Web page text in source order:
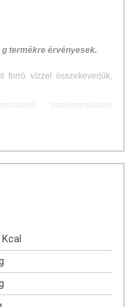
termékre érvényesek.
forró vízzel összekeverjük,
panírmorzsában
kukoricaliszt, fűszerek,
zellert, földimogyorót,
is feldolgoz.